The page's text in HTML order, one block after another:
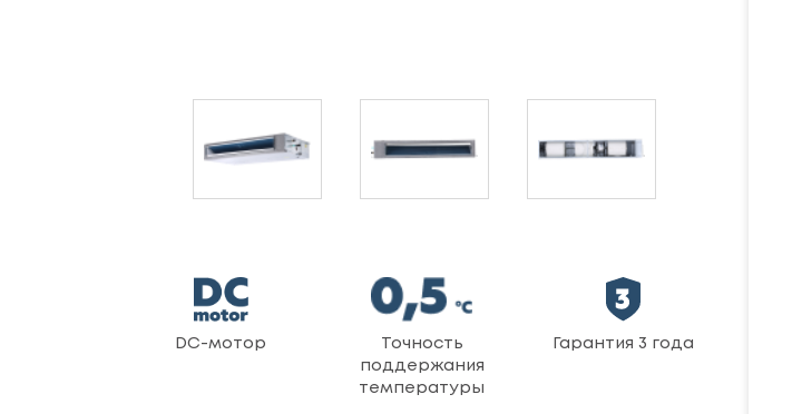
DC-мотор
Точность
поддержания
температуры
Гарантия 3 года